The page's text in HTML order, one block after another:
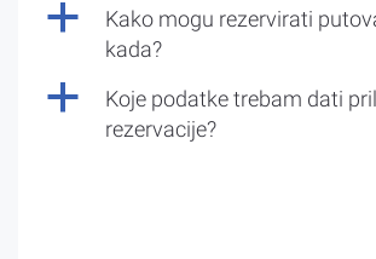
a
Kako mogu rezervirati
kada?
a
Koje podatke trebam dati
rezervacije?